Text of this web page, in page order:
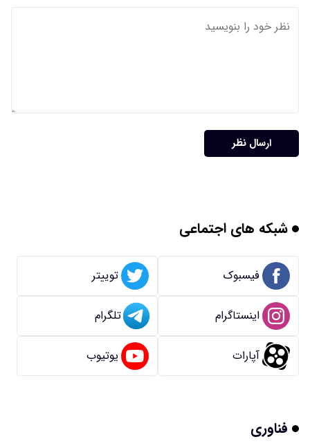
ارسال نظر
شبکه های اجتماعی
فیسبوک توییتر
اینستاگرام تلگرام
آپارات یوتیوب
فناوری